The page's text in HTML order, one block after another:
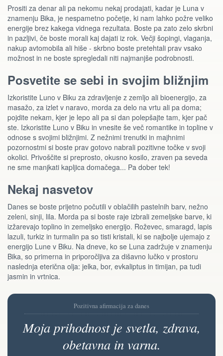
Prositi za denar ali pa nekomu nekaj prodajati, kadar je Luna v
znamenju Bika, je nespametno početje, ki nam lahko požre veliko
energije brez kakega vidnega rezultata. Boste pa zato zelo skrbni
in pazljivi, če boste morali kaj dajati iz rok. Večji šopingi, vlaganja,
nakup avtomobila ali hiše - skrbno boste pretehtali prav vsako
možnost in ne boste spregledali niti najmanjše podrobnosti.
Posvetite se sebi in svojim bližnjim
Izkoristite Luno v Biku za zdravljenje z zemljo ali bioenergijo, za
masažo, za izlet v naravo, morda za delo na vrtu ali pa doma;
pojdite nekam, kjer je lepo ali pa si dan polepšajte tam, kjer pač
ste. Izkoristite Luno v Biku in vnesite še več romantike in topline v
odnose s svojimi bližnjimi. Z nežnimi trenutki in majhnimi
pozornostmi si boste prav gotovo nabrali pozitivne točke v svoji
okolici. Privoščite si preprosto, okusno kosilo, zraven pa seveda
ne sme manjkati kapljica domačega... Pa dober tek!
Nekaj nasvetov
Danes se boste prijetno počutili v oblačilih pastelnih barv, nežno
zeleni, sinji, lila. Morda pa si boste raje izbrali zemeljske barve, ki
izžarevajo toplino in zemeljsko energijo. Roževec, smaragd, lapis
lazuli, turkiz in turmalin pa so tisti kristali, ki se najbolje ujemajo z
energijo Lune v Biku. Na dneve, ko se Luna zadržuje v znamenju
Bika, so primerna in priporočljiva za dišavno lučko v prostoru
naslednja eterična olja: jelka, bor, evkaliptus in timijan, pa tudi
jasmin in vrtnica.
Pozitivna afirmacija za danes
Moja prihodnost je svetla, zdrava,
obetavna in varna.